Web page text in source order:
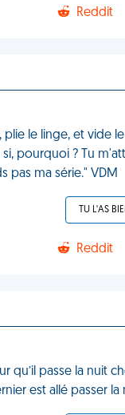
Reddit
le linge, et vide
pourquoi ? Tu
pas ma série." VDM
TU L'AS
Reddit
passe la nuit
est allé passer la